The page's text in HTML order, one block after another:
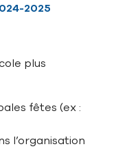
2025
plus
fêtes (ex :
l’organisation